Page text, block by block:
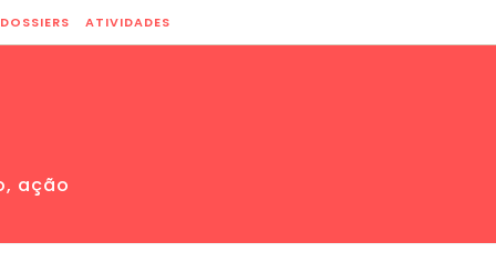
DOSSIERS ATIVIDADES
ação